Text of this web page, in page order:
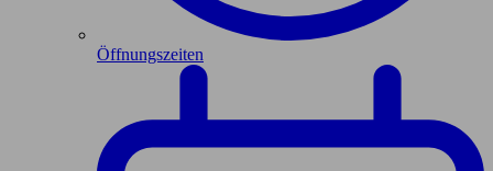
Öffnungszeiten